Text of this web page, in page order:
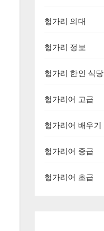
헝가리 의대
헝가리 정보
헝가리 한인 식당
헝가리어 고급
헝가리어 배우기
헝가리어 중급
헝가리어 초급